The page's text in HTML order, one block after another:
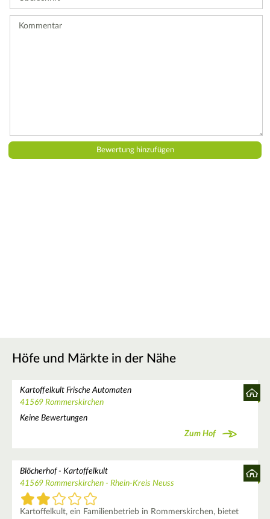
Höfe und Märkte in der Nähe
Kartoffelkult Frische Automaten
41569 Rommerskirchen
Keine Bewertungen
Zum Hof
Blöcherhof - Kartoffelkult
41569 Rommerskirchen - Rhein-Kreis Neuss
Kartoffelkult, ein Familienbetrieb in Rommerskirchen, bietet